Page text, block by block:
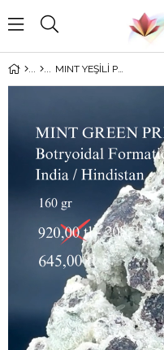
MINT YEŞİLİ PREHNITE 160 GR.